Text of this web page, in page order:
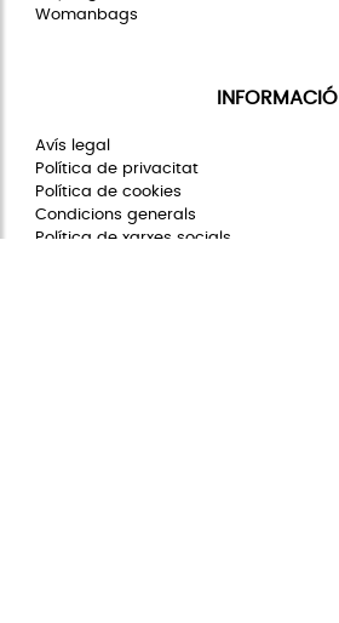
Womanbags
INFORMACIÓ
Avís legal
Política de privacitat
Política de cookies
Condicions generals
Política de xarxes socials